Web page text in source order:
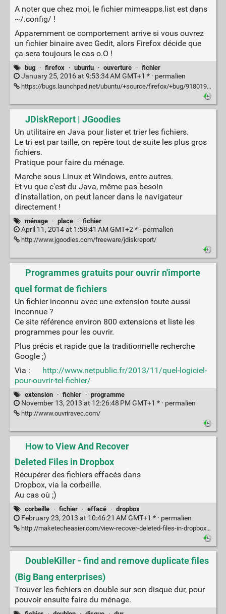
A noter que chez moi, le fichier mimeapps.list est dans
~/.config/ !
Apparemment ce comportement arrive si vous ouvrez
un fichier binaire avec Gedit, alors Firefox décide que
ça sera toujours le cas o.O !
bug · firefox · ubuntu · ouverture · fichier
January 25, 2016 at 9:53:34 AM GMT+1 * · permalien
https://bugs.launchpad.net/ubuntu/+source/firefox/+bug/918019/comments/12
JDiskReport | JGoodies
Un utilitaire en Java pour lister et trier les fichiers.
Le tri est par taille, on repère tout de suite les plus gros
fichiers.
Pratique pour faire du ménage.
Marche sous Linux et Windows, entre autres.
Et vu que c'est du Java, même pas besoin
d'installation, on peut lancer dans le navigateur
directement !
ménage · place · fichier
April 11, 2014 at 1:58:41 AM GMT+2 * · permalien
http://www.jgoodies.com/freeware/jdiskreport/
Programmes gratuits pour ouvrir n'importe
quel format de fichiers
Un fichier inconnu avec une extension toute aussi
inconnue ?
Ce site référence environ 800 extensions et liste les
programmes pour les ouvrir.
Plus précis et rapide que la traditionnelle recherche
Google ;)
Via :
http://www.netpublic.fr/2013/11/quel-logiciel-
pour-ouvrir-tel-fichier/
extension · fichier · programme
November 13, 2013 at 12:26:48 PM GMT+1 * · permalien
http://www.ouvriravec.com/
How to View And Recover
Deleted Files in Dropbox
Récupérer des fichiers effacés dans
Dropbox, via la corbeille.
Au cas où ;)
corbeille · fichier · effacé · dropbox
February 23, 2013 at 10:46:21 AM GMT+1 * · permalien
http://maketecheasier.com/view-recover-deleted-files-in-dropbox/2013/02/22
DoubleKiller - find and remove duplicate files
(Big Bang enterprises)
Trouver les fichiers en double sur son disque dur, pour
pouvoir ensuite faire du ménage.